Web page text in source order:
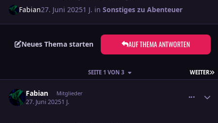
Fabian27. Juni 20251 J. inSonstiges zu Abenteuer
Neues Thema starten AUF THEMA ANTWORTEN
WEITER
SEITE 1 VON 3
Fabian Mitglieder
27. Juni 20251 J.